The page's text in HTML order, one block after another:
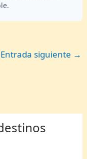
Entrada siguiente →